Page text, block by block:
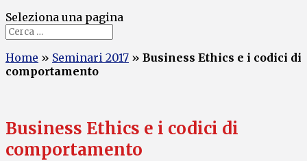
Seleziona una pagina
Home » Seminari 2017 » Business Ethics e i codici di
comportamento
Business Ethics e i codici di
comportamento